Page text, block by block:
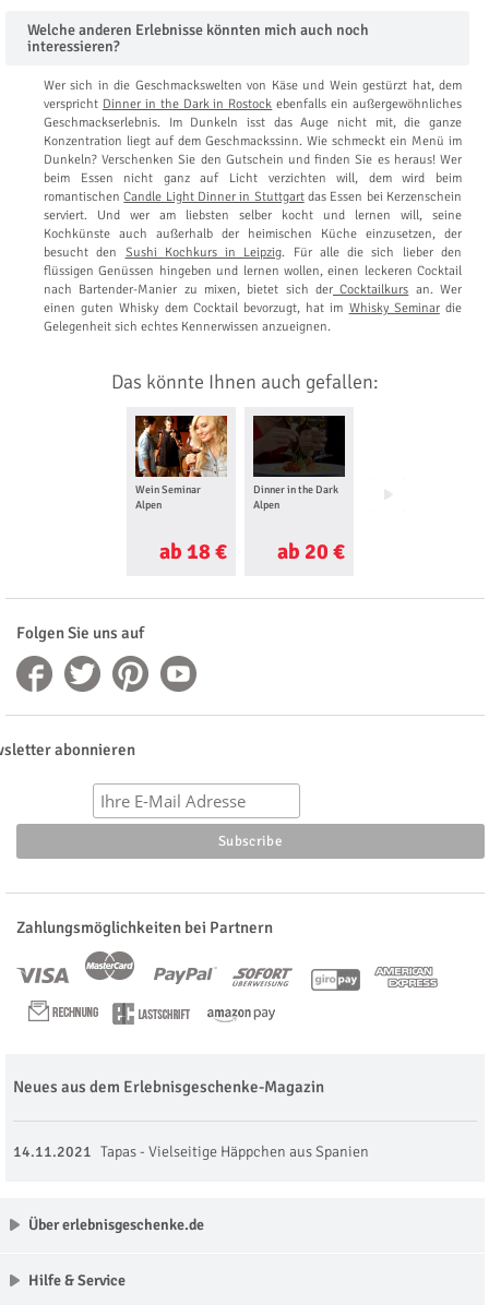
Welche anderen Erlebnisse könnten mich auch noch
interessieren?
Wer sich in die Geschmackswelten von Käse und Wein gestürzt hat, dem
verspricht Dinner in the Dark in Rostock ebenfalls ein außergewöhnliches
Geschmackserlebnis. Im Dunkeln isst das Auge nicht mit, die ganze
Konzentration liegt auf dem Geschmackssinn. Wie schmeckt ein Menü im
Dunkeln? Verschenken Sie den Gutschein und finden Sie es heraus! Wer
beim Essen nicht ganz auf Licht verzichten will, dem wird beim
romantischenCandle Light Dinner in Stuttgartdas Essen bei Kerzenschein
serviert. Und wer am liebsten selber kocht und lernen will, seine
Kochkünste auch außerhalb der heimischen Küche einzusetzen, der
besucht den Sushi Kochkurs in Leipzig. Für alle die sich lieber den
flüssigen Genüssen hingeben und lernen wollen, einen leckeren Cocktail
nach Bartender-Manier zu mixen, bietet sich der Cocktailkurs an. Wer
einen guten Whisky dem Cocktail bevorzugt, hat im Whisky Seminardie
Gelegenheit sich echtes Kennerwissen anzueignen.
Das könnte Ihnen auch gefallen:
Wein Seminar
Alpen
ab 18 €
Dinner in the Dark
Alpen
ab 20 €
Dinner im
Folgen Sie uns auf
abonnieren
Zahlungsmöglichkeiten bei Partnern
Neues aus dem Erlebnisgeschenke-Magazin
14.11.2021 Tapas - Vielseitige Häppchen aus Spanien
Über erlebnisgeschenke.de
Hilfe & Service